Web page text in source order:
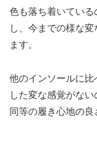
色も落ち着いてい
し、今までの様な
ます。
他のインソールに
した変な感覚がな
同等の履き心地の良